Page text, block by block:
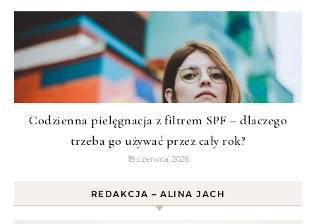
Codzienna pielęgnacja z filtrem SPF – dlaczego
trzeba go używać przez cały rok?
18 czerwca, 2026
REDAKCJA – ALINA JACH